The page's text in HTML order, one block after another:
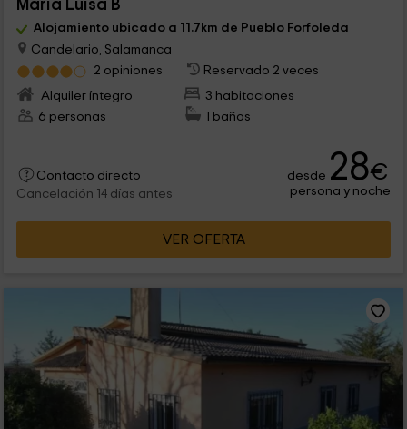
Maria Luisa B
Alojamiento ubicado a 11.7km de Pueblo Forfoleda
Candelario, Salamanca
2 opiniones
Reservado 2 veces
Alquiler íntegro
3 habitaciones
6 personas
1 baños
Contacto directo
Cancelación 14 días antes
desde 28€
persona y noche
VER OFERTA